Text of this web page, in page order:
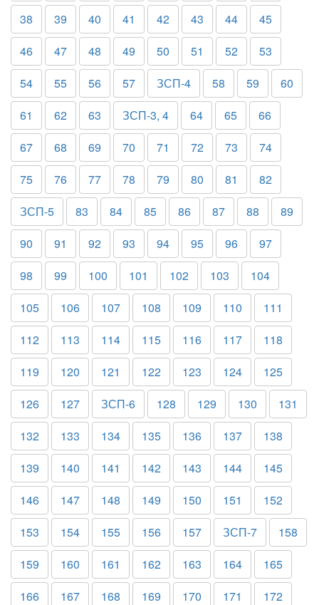
38
39 40 41 42 43 44
45
46
47 48 49 50 51 52
53
54
55 56 57 ЗСП-4 58 59
60
61
62 63 ЗСП-3, 4 64 65
66
67
68 69 70 71 72 73
74
75
76 77 78 79 80 81
82
ЗСП-5
83 84 85 86 87 88
89
90
91 92 93 94 95 96
97
98
99 100 101 102 103
104
105
106 107 108 109 110
111
112
113 114 115 116 117
118
119
120 121 122 123 124
125
126
127 ЗСП-6 128 129 130
131
132
133 134 135 136 137
138
139
140 141 142 143 144
145
146
147 148 149 150 151
152
153
154 155 156 157 ЗСП-7
158
159
160 161 162 163 164
165
166
167 168 169 170 171
172